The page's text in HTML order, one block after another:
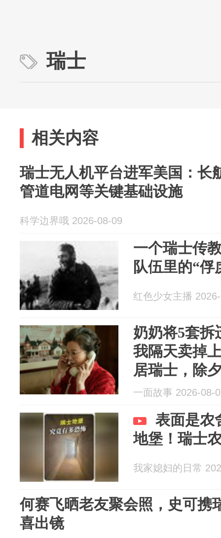
瑞士
相关内容
瑞士无人机平台进军美国：长
管道电网等关键基础设施
科学边界哦 2026-08-09
一个瑞士传
队伍里的“俘
红色少女主播
奶奶将5套拆
我隔天卖掉
居瑞士，除
回去
一面故事 2026-08-
表面是农
地堡！瑞士
我家媳妇的日常
何赛飞晒老友聚会照，史可携
喜出镜